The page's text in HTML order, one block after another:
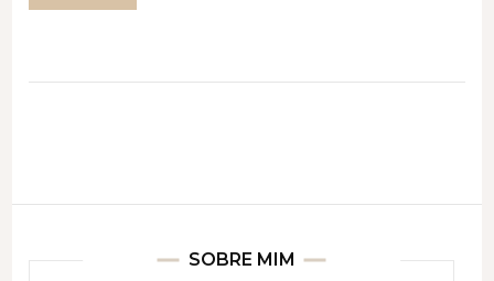
SOBRE MIM